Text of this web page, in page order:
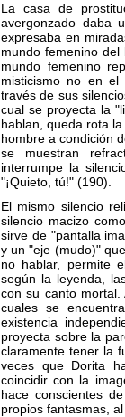
La casa de
avergonzado daba
expresaba en
mundo femenino
mundo femenino
misticismo no en el
través de sus
cual se proyecta la
hablan, queda rota
hombre a condición
se muestran
interrumpe la
"¡Quieto, tú!" (190).
El mismo silencio
silencio macizo
sirve de "pantalla
y un "eje (mudo)"
no hablar, permite
según la leyenda,
con su canto
cuales se
existencia
proyecta sobre la
claramente tener la
veces que Dorita
coincidir con la
hace conscientes
propios fantasmas,